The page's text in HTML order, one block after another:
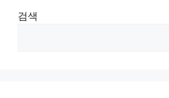
검색